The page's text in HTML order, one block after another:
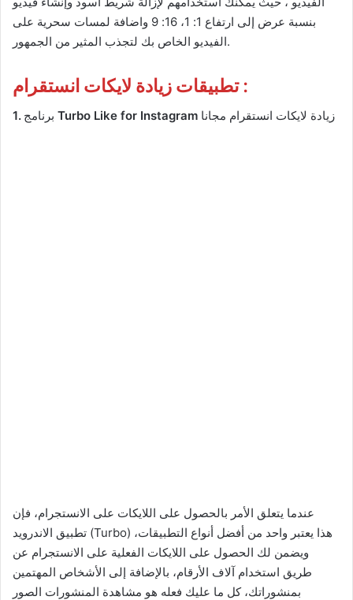
بنسبة عرض إلى ارتفاع 1: 1، 16: 9 واضافة لمسات سحرية على
الفيديو الخاص بك لتجذب المثير من الجمهور.
تطبيقات زيادة لايكات انستقرام :
1. Turbo Like for Instagram زيادة لايكات انستقرام مجانا
عندما يتعلق الأمر بالحصول على اللايكات على الانستجرام، فإن
تطبيق الاندرويد (Turbo) هذا يعتبر واحد من أفضل أنواع التطبيقات،
ويضمن لك الحصول على اللايكات الفعلية على الانستجرام عن
طريق استخدام آلاف الأرقام، بالإضافة إلى الأشخاص المهتمين
بمنشوراتك، كل ما عليك فعله هو مشاهدة المنشورات الصور